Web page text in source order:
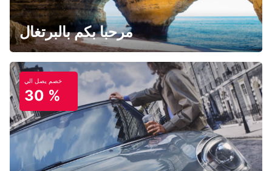
مرحبا بكم بالبرتغال
خصم يصل الي
30 %